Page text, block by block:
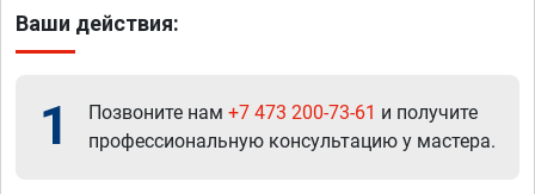
Ваши действия:
1 Позвоните нам +7 473 200-73-61 и получите
профессиональную консультацию у мастера.